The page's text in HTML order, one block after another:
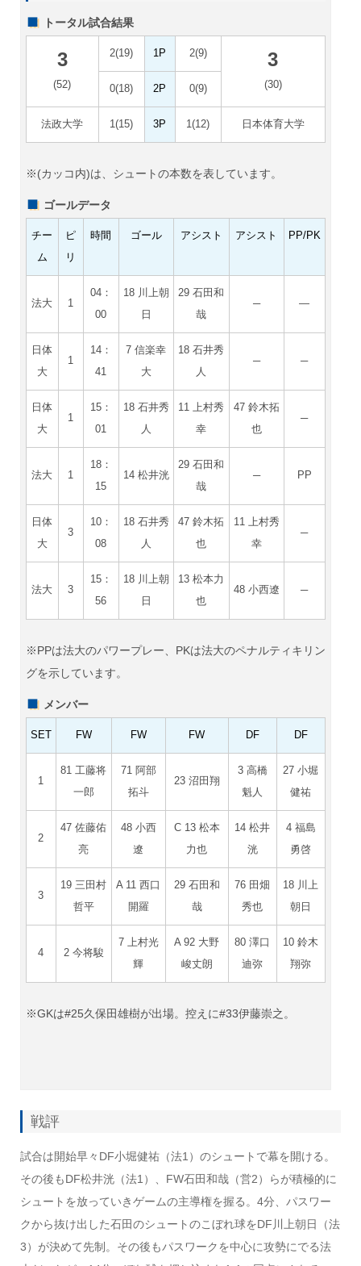
トータル試合結果
3
(52)
2(19) 1P 2(9) 3
(30)
0(18) 2P 0(9)
法政大学 1(15) 3P 1(12) 日本体育大学
※(カッコ内)は、シュートの本数を表しています。
ゴールデータ
チー
ム
ピ
リ
時間 ゴール アシスト アシスト PP/PK
法大 1
04：
00
18 川上朝
日
29 石田和
哉
─ ―
日体
大
1
14：
41
7 信楽幸
大
18 石井秀
人
─ ─
日体
大
1
15：
01
18 石井秀
人
11 上村秀
幸
47 鈴木拓
也
─
法大 1
18：
15
14 松井洸
29 石田和
哉
─ PP
日体
大
3
10：
08
18 石井秀
人
47 鈴木拓
也
11 上村秀
幸
─
法大 3
15：
56
18 川上朝
日
13 松本力
也
48 小西遼 ─
※PPは法大のパワープレー、PKは法大のペナルティキリン
グを示しています。
メンバー
SET FW FW FW DF DF
1
81 工藤将
一郎
71 阿部
拓斗
23 沼田翔
3 高橋
魁人
27 小堀
健祐
2
47 佐藤佑
亮
48 小西
遼
C 13 松本
力也
14 松井
洸
4 福島
勇啓
3
19 三田村
哲平
A 11 西口
開羅
29 石田和
哉
76 田畑
秀也
18 川上
朝日
4 2 今将駿
7 上村光
輝
A 92 大野
峻丈朗
80 澤口
迪弥
10 鈴木
翔弥
※GKは#25久保田雄樹が出場。控えに#33伊藤崇之。
戦評
試合は開始早々DF小堀健祐（法1）のシュートで幕を開ける。
その後もDF松井洸（法1）、FW石田和哉（営2）らが積極的に
シュートを放っていきゲームの主導権を握る。4分、パスワー
クから抜け出した石田のシュートのこぼれ球をDF川上朝日（法
3）が決めて先制。その後もパスワークを中心に攻勢にでる法